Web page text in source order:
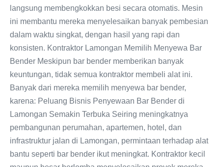
langsung membengkokkan besi secara otomatis. Mesin
ini membantu mereka menyelesaikan banyak pembesian
dalam waktu singkat, dengan hasil yang rapi dan
konsisten. Kontraktor Lamongan Memilih Menyewa Bar
Bender Meskipun bar bender memberikan banyak
keuntungan, tidak semua kontraktor membeli alat ini.
Banyak dari mereka memilih menyewa bar bender,
karena: Peluang Bisnis Penyewaan Bar Bender di
Lamongan Semakin Terbuka Seiring meningkatnya
pembangunan perumahan, apartemen, hotel, dan
infrastruktur jalan di Lamongan, permintaan terhadap alat
bantu seperti bar bender ikut meningkat. Kontraktor kecil